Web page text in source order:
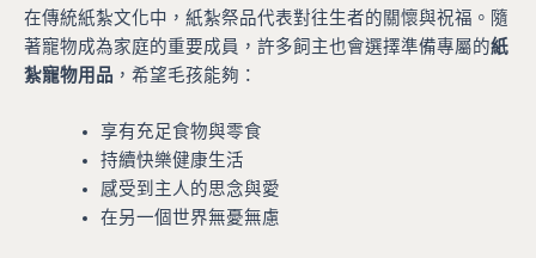
在傳統紙紮文化中，紙紮祭品代表對往生者的關懷與祝福。隨
著寵物成為家庭的重要成員，許多飼主也會選擇準備專屬的紙
紮寵物用品 ，希望毛孩能夠：
享有充足食物與零食
持續快樂健康生活
感受到主人的思念與愛
在另一個世界無憂無慮